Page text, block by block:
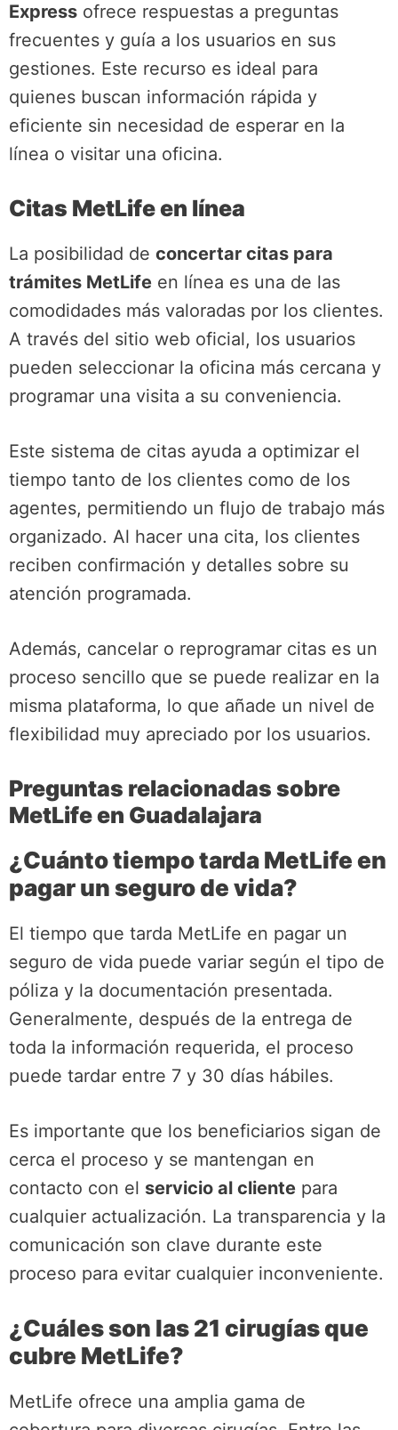
Express ofrece respuestas a preguntas
frecuentes y guía a los usuarios en sus
gestiones. Este recurso es ideal para
quienes buscan información rápida y
eficiente sin necesidad de esperar en la
línea o visitar una oficina.
Citas MetLife en línea
La posibilidad de concertar citas para
trámites MetLife en línea es una de las
comodidades más valoradas por los clientes.
A través del sitio web oficial, los usuarios
pueden seleccionar la oficina más cercana y
programar una visita a su conveniencia.
Este sistema de citas ayuda a optimizar el
tiempo tanto de los clientes como de los
agentes, permitiendo un flujo de trabajo más
organizado. Al hacer una cita, los clientes
reciben confirmación y detalles sobre su
atención programada.
Además, cancelar o reprogramar citas es un
proceso sencillo que se puede realizar en la
misma plataforma, lo que añade un nivel de
flexibilidad muy apreciado por los usuarios.
Preguntas relacionadas sobre
MetLife en Guadalajara
¿Cuánto tiempo tarda MetLife en
pagar un seguro de vida?
El tiempo que tarda MetLife en pagar un
seguro de vida puede variar según el tipo de
póliza y la documentación presentada.
Generalmente, después de la entrega de
toda la información requerida, el proceso
puede tardar entre 7 y 30 días hábiles.
Es importante que los beneficiarios sigan de
cerca el proceso y se mantengan en
contacto con el servicio al cliente para
cualquier actualización. La transparencia y la
comunicación son clave durante este
proceso para evitar cualquier inconveniente.
¿Cuáles son las 21 cirugías que
cubre MetLife?
MetLife ofrece una amplia gama de